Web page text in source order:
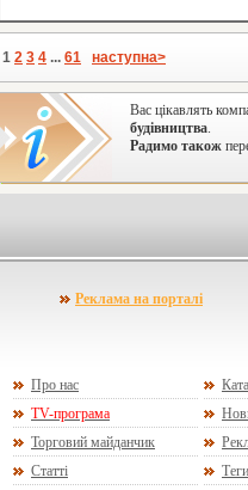
1 2 3 4 ... 61 наступна>
Вас цікавлять
будівництва.
Радимо також
Реклама на порталі
Про нас
TV-програма
Торговий майданчик
Статті
Теги